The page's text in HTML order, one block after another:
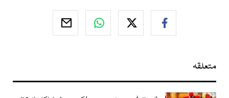
متعلقہ